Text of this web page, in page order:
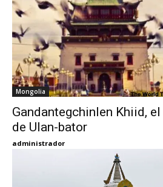
Mongolia
Gandantegchinlen Khiid,
de Ulan-bator
administrador